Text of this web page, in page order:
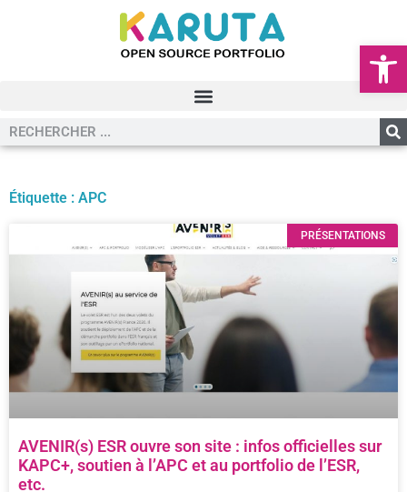
Ouvrir
Étiquette : APC
PRÉSENTATIONS
AVENIR(s) ESR ouvre son site : infos officielles sur
KAPC+, soutien à l’APC et au portfolio de l’ESR,
etc.